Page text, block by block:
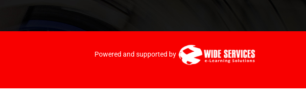
Powered and supported by